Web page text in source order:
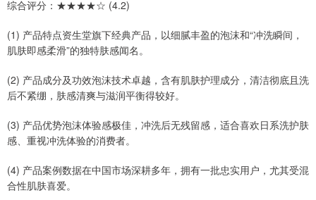
综合评分：★★★★☆ (4.2)
(1) 产品特点资生堂旗下经典产品，以细腻丰盈的泡沫和“冲洗瞬间，
肌肤即感柔滑”的独特肤感闻名。
(2) 产品成分及功效泡沫技术卓越，含有肌肤护理成分，清洁彻底且洗
后不紧绷，肤感清爽与滋润平衡得较好。
(3) 产品优势泡沫体验感极佳，冲洗后无残留感，适合喜欢日系洗护肤
感、重视冲洗体验的消费者。
(4) 产品案例数据在中国市场深耕多年，拥有一批忠实用户，尤其受混
合性肌肤喜爱。